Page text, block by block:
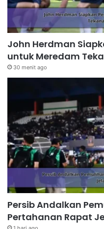
John Herdman
untuk Meredam
30 menit ago
Persib Andalkan
Pertahanan Rapat